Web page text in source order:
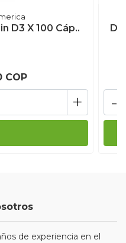
D3 X 100 Cáp..
COP
+ -
de experiencia en el